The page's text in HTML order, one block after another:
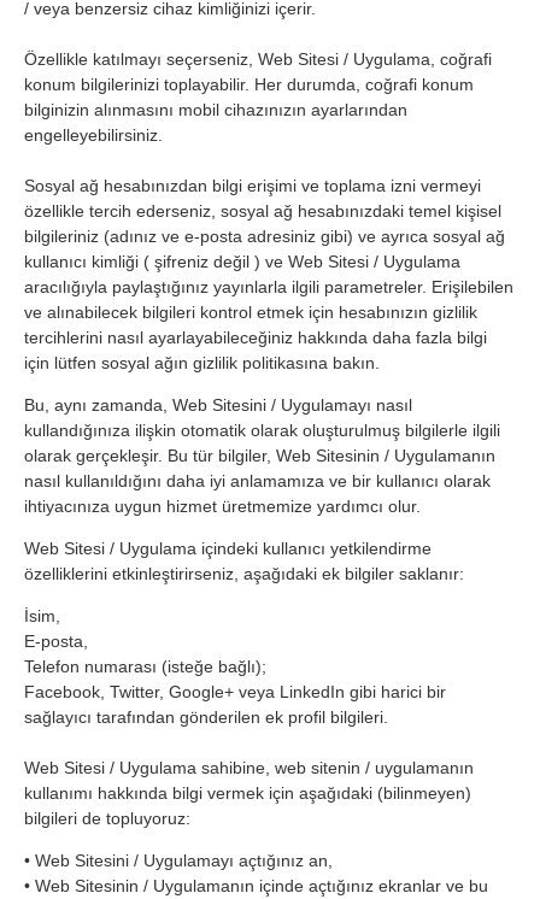
/ veya benzersiz cihaz kimliğinizi içerir.
Özellikle katılmayı seçerseniz, Web Sitesi / Uygulama, coğrafi
konum bilgilerinizi toplayabilir. Her durumda, coğrafi konum
bilginizin alınmasını mobil cihazınızın ayarlarından
engelleyebilirsiniz.
Sosyal ağ hesabınızdan bilgi erişimi ve toplama izni vermeyi
özellikle tercih ederseniz, sosyal ağ hesabınızdaki temel kişisel
bilgileriniz (adınız ve e-posta adresiniz gibi) ve ayrıca sosyal ağ
kullanıcı kimliği ( şifreniz değil ) ve Web Sitesi / Uygulama
aracılığıyla paylaştığınız yayınlarla ilgili parametreler. Erişilebilen
ve alınabilecek bilgileri kontrol etmek için hesabınızın gizlilik
tercihlerini nasıl ayarlayabileceğiniz hakkında daha fazla bilgi
için lütfen sosyal ağın gizlilik politikasına bakın.
Bu, aynı zamanda, Web Sitesini / Uygulamayı nasıl
kullandığınıza ilişkin otomatik olarak oluşturulmuş bilgilerle ilgili
olarak gerçekleşir. Bu tür bilgiler, Web Sitesinin / Uygulamanın
nasıl kullanıldığını daha iyi anlamamıza ve bir kullanıcı olarak
ihtiyacınıza uygun hizmet üretmemize yardımcı olur.
Web Sitesi / Uygulama içindeki kullanıcı yetkilendirme
özelliklerini etkinleştirirseniz, aşağıdaki ek bilgiler saklanır:
İsim,
E-posta,
Telefon numarası (isteğe bağlı);
Facebook, Twitter, Google+ veya LinkedIn gibi harici bir
sağlayıcı tarafından gönderilen ek profil bilgileri.
Web Sitesi / Uygulama sahibine, web sitenin / uygulamanın
kullanımı hakkında bilgi vermek için aşağıdaki (bilinmeyen)
bilgileri de topluyoruz:
• Web Sitesini / Uygulamayı açtığınız an,
• Web Sitesinin / Uygulamanın içinde açtığınız ekranlar ve bu